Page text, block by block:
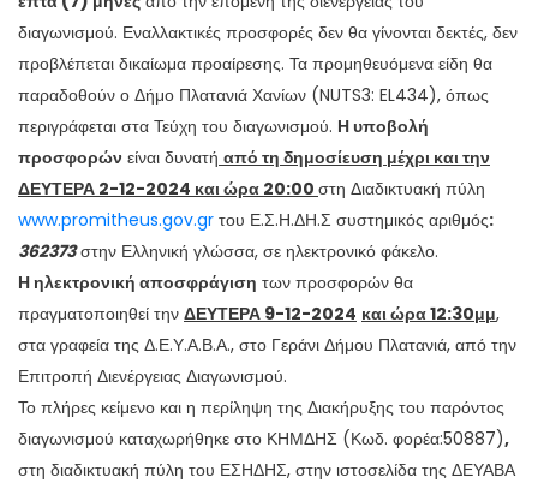
διαγωνισμού. Εναλλακτικές προσφορές δεν θα γίνονται δεκτές, δεν
προβλέπεται δικαίωμα προαίρεσης. Τα προμηθευόμενα είδη θα
παραδοθούν ο Δήμο Πλατανιά Χανίων (NUTS3: EL434), όπως
περιγράφεται στα Τεύχη του διαγωνισμού. Ηυποβολή
προσφορών είναι δυνατή από τη δημοσίευση μέχρι και την
ΔΕΥΤΕΡΑ 2-12-2024 και ώρα 20:00 στη Διαδικτυακή πύλη
www.promitheus.gov.gr του Ε.Σ.Η.ΔΗ.Σ συστημικός αριθμός:
362373στην Ελληνική γλώσσα, σε ηλεκτρονικό φάκελο.
Η ηλεκτρονική αποσφράγιση των προσφορών θα
πραγματοποιηθεί την ΔΕΥΤΕΡΑ 9-12-2024 και ώρα 12:30μμ,
στα γραφεία της Δ.Ε.Υ.Α.Β.Α., στο Γεράνι Δήμου Πλατανιά, από την
Επιτροπή Διενέργειας Διαγωνισμού.
Το πλήρες κείμενο και η περίληψη της Διακήρυξης του παρόντος
διαγωνισμού καταχωρήθηκε στο ΚΗΜΔΗΣ (Κωδ. φορέα:50887),
στη διαδικτυακή πύλη του ΕΣΗΔΗΣ, στην ιστοσελίδα της ΔΕΥΑΒΑ